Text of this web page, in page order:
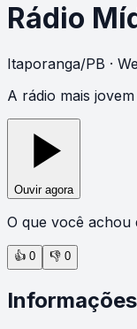
Rádio
Itaporanga/PB ·
A rádio mais
Ouvir agora
O que você achou
👍 0 👎 0
Informações